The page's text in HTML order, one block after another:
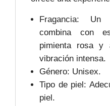
Fragancia:
combina con
pimienta rosa y
vibración intensa.
Género: Unisex.
Tipo de piel:
piel.